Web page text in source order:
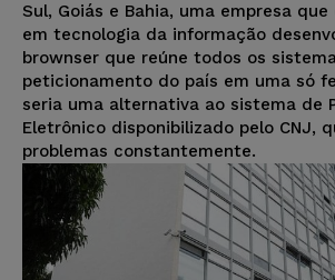
Sul, Goiás e Bahia, uma empresa
em tecnologia da informação
brownser que reúne todos os
peticionamento do país em uma só
seria uma alternativa ao sistema de
Eletrônico disponibilizado pelo CNJ,
problemas constantemente.